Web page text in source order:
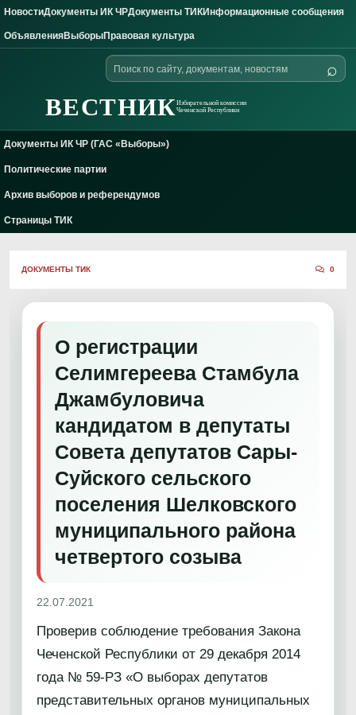
Skip to content
НовостиДокументы ИК ЧРДокументы ТИКИнформационные сообщения
ОбъявленияВыборыПравовая культура
ВЕСТНИКИзбирательной комиссии
Чеченской Республики
Поиск
по
⌕
Документы ИК ЧР (ГАС «Выборы»)
Политические партии
Архив выборов и референдумов
Страницы ТИК
ДОКУМЕНТЫ ТИК 0
О регистрации
Селимгереева Стамбула
Джамбуловича
кандидатом в депутаты
Совета депутатов Сары-
Суйского сельского
поселения Шелковского
муниципального района
четвертого созыва
22.07.2021
Проверив соблюдение требования Закона
Чеченской Республики от 29 декабря 2014
года № 59-РЗ «О выборах депутатов
представительных органов муниципальных